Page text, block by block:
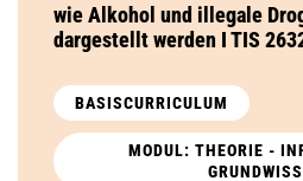
wie Alkohol und illegale
dargestellt werden I TIS
BASISCURRICULUM
MODUL: THEORIE -